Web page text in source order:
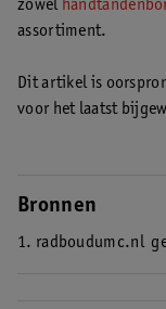
zowel
assortiment.
Dit artikel is
voor het laatst
Bronnen
1. radboudumc.nl